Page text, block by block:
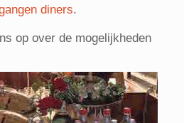
diners.
op over de mogelijkheden